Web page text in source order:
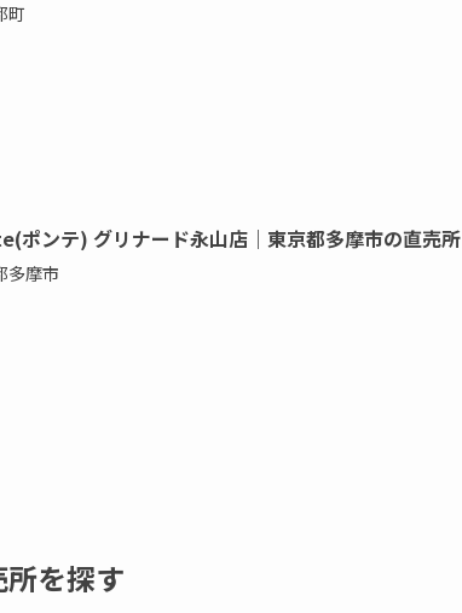
町
ポンテ) グリナード永山店｜東京都多摩市の直売所
多摩市
を探す